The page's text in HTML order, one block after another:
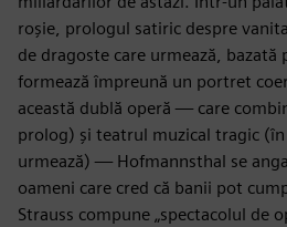
roșie, prologul satiric despre
de dragoste care urmează,
formează împreună un portret
această dublă operă — care
prolog) și teatrul muzical tragic (în
urmează) — Hofmannsthal se
oameni care cred că banii pot
Strauss compune „spectacolul de